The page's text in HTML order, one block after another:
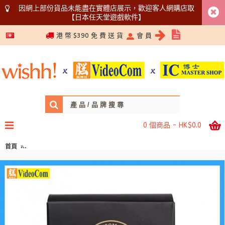
因網上部份貨品未能盡在實體店展示，歡迎客人網購店取
【日本任天堂遊戲軟件】
5366 1340
港 幣 $390 免 費 送 貨 會 員
0 個商品 - HK$0.0
首頁 MEC HF2020 濾掛咖啡濾袋 日本進口紡布 (50枚入) 984HF2020-J19